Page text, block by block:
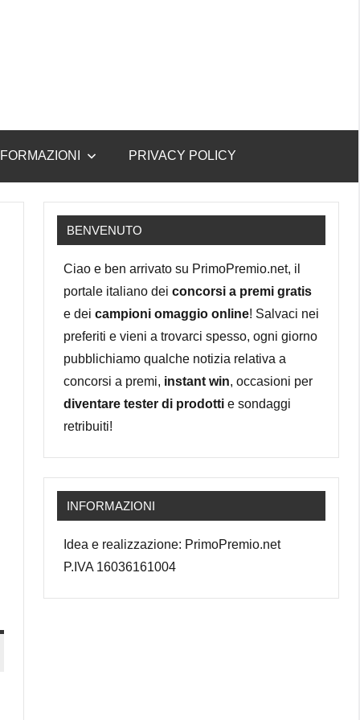
PRIVACY POLICY
BENVENUTO
Ciao e ben arrivato su PrimoPremio.net, il
portale italiano dei concorsi a premi gratis
e dei campioni omaggio online! Salvaci nei
preferiti e vieni a trovarci spesso, ogni giorno
pubblichiamo qualche notizia relativa a
concorsi a premi, instant win, occasioni per
diventare tester di prodotti e sondaggi
retribuiti!
INFORMAZIONI
Idea e realizzazione: PrimoPremio.net
P.IVA 16036161004